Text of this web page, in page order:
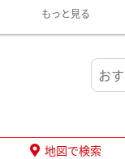
もっと見る
地図で検索